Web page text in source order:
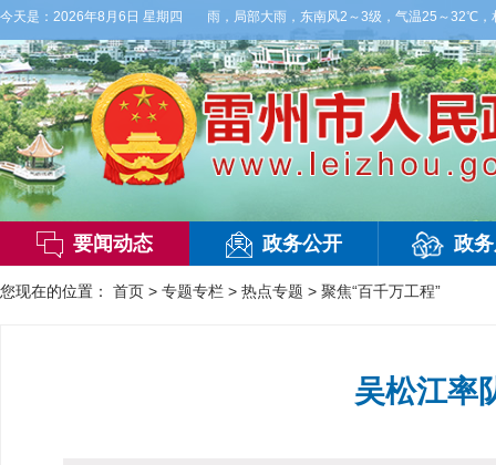
今天是： 2026年8月6日 星期四
天白天，阴天间多云，有雷阵雨，局部大雨，东南风2～3级，气温25～32℃，相
要闻动态 政务公开 政
您现在的位置： 首页 > 专题专栏 > 热点专题 > 聚焦“百千万工程”
吴松江率